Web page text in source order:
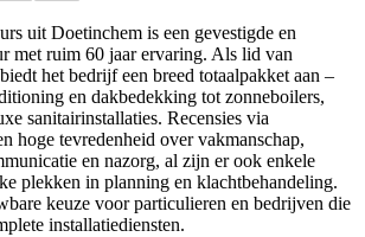
uit Doetinchem is een gevestigde en
met ruim 60 jaar ervaring. Als lid van
het bedrijf een breed totaalpakket aan –
en dakbedekking tot zonneboilers,
sanitairinstallaties. Recensies via
hoge tevredenheid over vakmanschap,
en nazorg, al zijn er ook enkele
plekken in planning en klachtbehandeling.
keuze voor particulieren en bedrijven die
installatiediensten.